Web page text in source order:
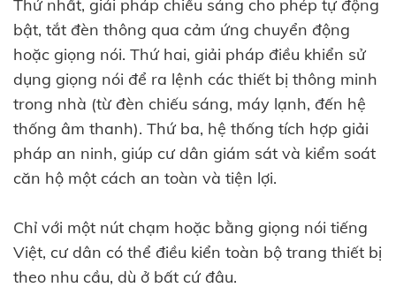
Thứ nhất, giải pháp chiếu sáng cho phép tự động
bật, tắt đèn thông qua cảm ứng chuyển động
hoặc giọng nói. Thứ hai, giải pháp điều khiển sử
dụng giọng nói để ra lệnh các thiết bị thông minh
trong nhà (từ đèn chiếu sáng, máy lạnh, đến hệ
thống âm thanh). Thứ ba, hệ thống tích hợp giải
pháp an ninh, giúp cư dân giám sát và kiểm soát
căn hộ một cách an toàn và tiện lợi.
Chỉ với một nút chạm hoặc bằng giọng nói tiếng
Việt, cư dân có thể điều kiển toàn bộ trang thiết bị
theo nhu cầu, dù ở bất cứ đâu.